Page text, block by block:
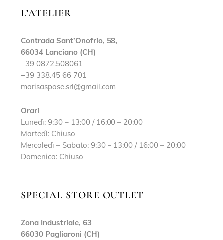
L’ATELIER
Contrada Sant’Onofrio, 58,
66034 Lanciano (CH)
+39 0872.508061
+39 338.45 66 701
marisaspose.srl@gmail.com
Orari
Lunedì: 9:30 – 13:00 / 16:00 – 20:00
Martedì: Chiuso
Mercoledì – Sabato: 9:30 – 13:00 / 16:00 – 20:00
Domenica: Chiuso
SPECIAL STORE OUTLET
Zona Industriale, 63
66030 Pagliaroni (CH)